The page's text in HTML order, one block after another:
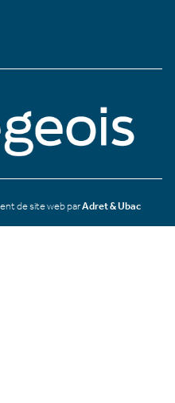
de site web parAdret & Ubac